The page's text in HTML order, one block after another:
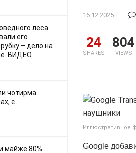
леса
его
– дело на
ВИДЕО
чотирма
є
майже 80%
16.12.2025
24
SHARES
804
VIEWS
Иллюстративное
Google